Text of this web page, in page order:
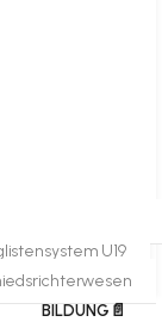
U19
BILDUNG📄